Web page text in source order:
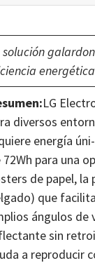
solución
LG
diversos
energía
72Wh para una
de papel,
que
ángulos de
sin
a reproducir